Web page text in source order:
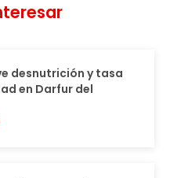
desnutrición y tasa
en Darfur del